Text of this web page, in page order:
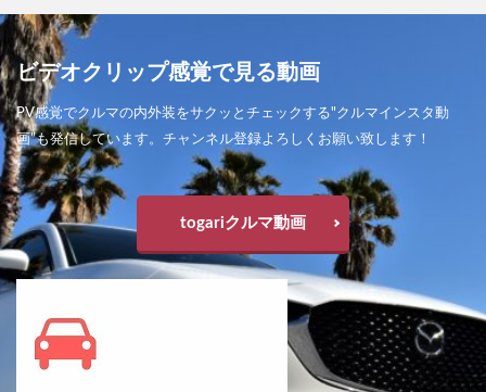
ビデオクリップ感覚で見る動画
PV感覚でクルマの内外装をサクッとチェックする"クルマインスタ動
画”も発信しています。チャンネル登録よろしくお願い致します！
togariクルマ動画